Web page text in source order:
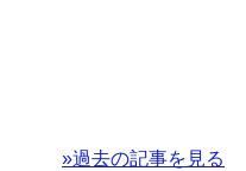
»過去の記事を見る